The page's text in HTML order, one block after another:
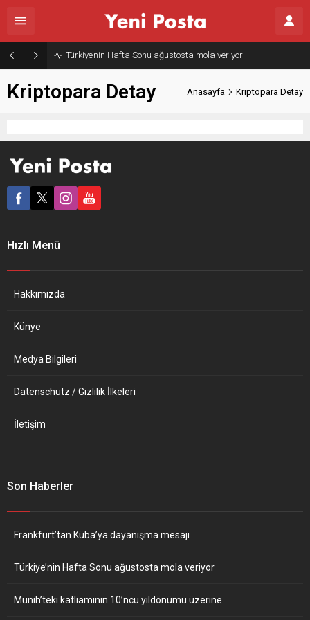
Türkiye’nin Hafta Sonu ağustosta mola veriyor
Kriptopara Detay Anasayfa Kriptopara Detay
Hızlı Menü
Hakkımızda
Künye
Medya Bilgileri
Datenschutz / Gizlilik İlkeleri
İletişim
Son Haberler
Frankfurt’tan Küba’ya dayanışma mesajı
Türkiye’nin Hafta Sonu ağustosta mola veriyor
Münih’teki katliamının 10’ncu yıldönümü üzerine